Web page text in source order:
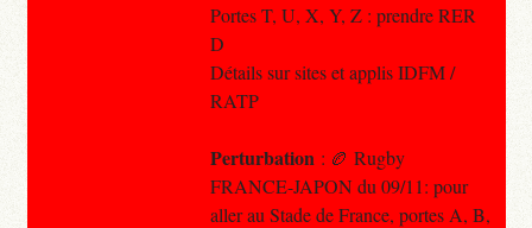
Portes T, U, X, Y, Z : prendre RER
D
Détails sur sites et applis IDFM /
RATP
Perturbation : 🏉 Rugby
FRANCE-JAPON du 09/11: pour
aller au Stade de France, portes A, B,